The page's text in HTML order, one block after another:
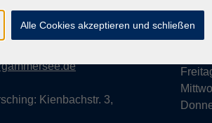
Bahnhofplatz 14,
Kienbachstr. 3,
Alle Cookies akzeptieren und schließen